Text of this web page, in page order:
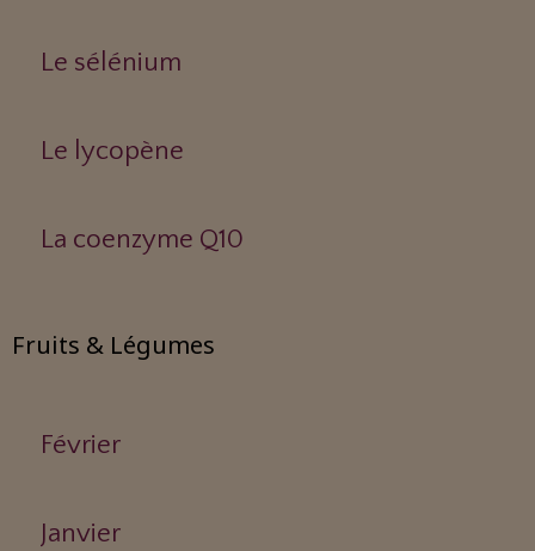
Le sélénium
Le lycopène
La coenzyme Q10
Fruits & Légumes
Février
Janvier